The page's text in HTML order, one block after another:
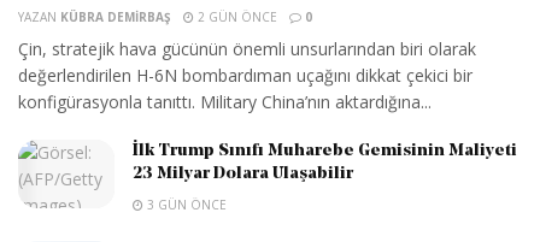
YAZAN KÜBRA DEMIRBAŞ 2 GÜN ÖNCE 0
Çin, stratejik hava gücünün önemli unsurlarından biri olarak
değerlendirilen H-6N bombardıman uçağını dikkat çekici bir
konfigürasyonla tanıttı. Military China’nın aktardığına...
İlk Trump Sınıfı Muharebe Gemisinin Maliyeti
23 Milyar Dolara Ulaşabilir
3 GÜN ÖNCE